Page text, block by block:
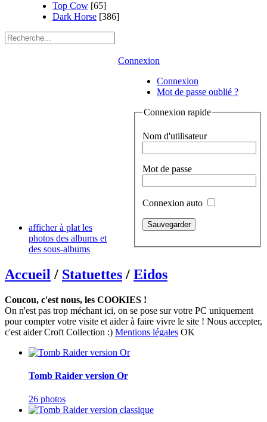
Top Cow [65]
Dark Horse [386]
Connexion
Connexion
Mot de passe oublié ?
Connexion rapide
Nom d'utilisateur
Mot de passe
Connexion auto
afficher à plat les
photos des albums et
des sous-albums
Accueil / Statuettes / Eidos
Coucou, c'est nous, les COOKIES !
On n'est pas trop méchant ici, on se pose sur votre PC uniquement
pour compter votre visite et aider à faire vivre le site ! Nous accepter,
c'est aider Croft Collection :) Mentions légales OK
Tomb Raider version Or
26 photos